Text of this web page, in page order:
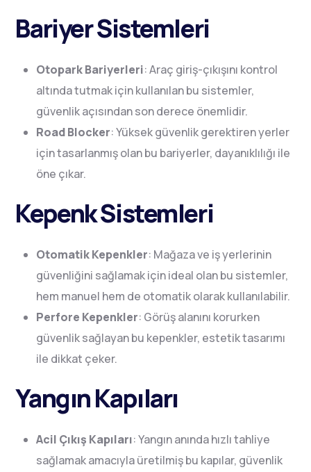
Bariyer Sistemleri
Otopark Bariyerleri: Araç giriş-çıkışını kontrol
altında tutmak için kullanılan bu sistemler,
güvenlik açısından son derece önemlidir.
Road Blocker: Yüksek güvenlik gerektiren yerler
için tasarlanmış olan bu bariyerler, dayanıklılığı ile
öne çıkar.
Kepenk Sistemleri
Otomatik Kepenkler: Mağaza ve iş yerlerinin
güvenliğini sağlamak için ideal olan bu sistemler,
hem manuel hem de otomatik olarak kullanılabilir.
Perfore Kepenkler: Görüş alanını korurken
güvenlik sağlayan bu kepenkler, estetik tasarımı
ile dikkat çeker.
Yangın Kapıları
Acil Çıkış Kapıları: Yangın anında hızlı tahliye
sağlamak amacıyla üretilmiş bu kapılar, güvenlik